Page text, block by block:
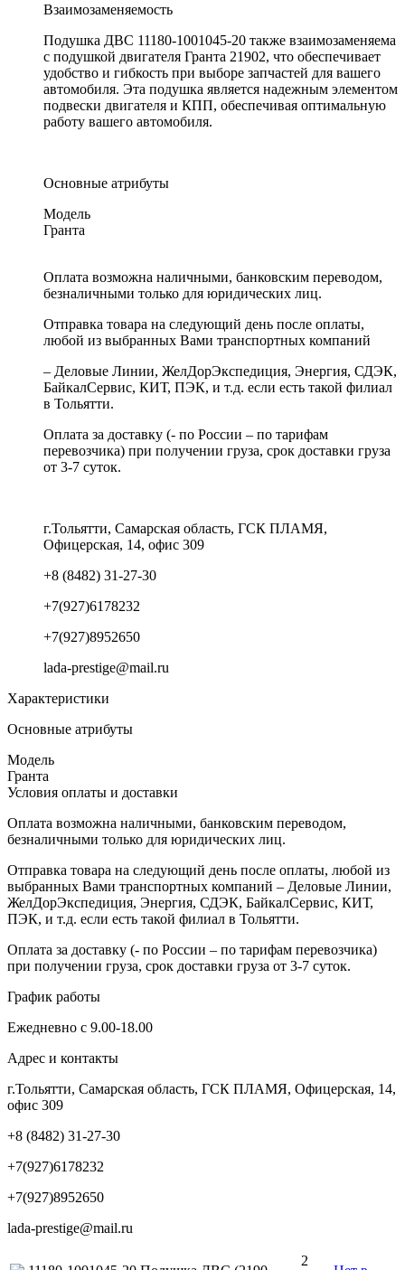
Взаимозаменяемость
Подушка ДВС 11180-1001045-20 также взаимозаменяема
с подушкой двигателя Гранта 21902, что обеспечивает
удобство и гибкость при выборе запчастей для вашего
автомобиля. Эта подушка является надежным элементом
подвески двигателя и КПП, обеспечивая оптимальную
работу вашего автомобиля.
Основные атрибуты
Модель
Гранта
Оплата возможна наличными, банковским переводом,
безналичными только для юридических лиц.
Отправка товара на следующий день после оплаты,
любой из выбранных Вами транспортных компаний
– Деловые Линии, ЖелДорЭкспедиция, Энергия, СДЭК,
БайкалСервис, КИТ, ПЭК, и т.д. если есть такой филиал
в Тольятти.
Оплата за доставку (- по России – по тарифам
перевозчика) при получении груза, срок доставки груза
от 3-7 суток.
г.Тольятти, Самарская область, ГСК ПЛАМЯ,
Офицерская, 14, офис 309
+8 (8482) 31-27-30
+7(927)6178232
+7(927)8952650
lada-prestige@mail.ru
Характеристики
Основные атрибуты
Модель
Гранта
Условия оплаты и доставки
Оплата возможна наличными, банковским переводом,
безналичными только для юридических лиц.
Отправка товара на следующий день после оплаты, любой из
выбранных Вами транспортных компаний – Деловые Линии,
ЖелДорЭкспедиция, Энергия, СДЭК, БайкалСервис, КИТ,
ПЭК, и т.д. если есть такой филиал в Тольятти.
Оплата за доставку (- по России – по тарифам перевозчика)
при получении груза, срок доставки груза от 3-7 суток.
График работы
Ежедневно с 9.00-18.00
Адрес и контакты
г.Тольятти, Самарская область, ГСК ПЛАМЯ, Офицерская, 14,
офис 309
+8 (8482) 31-27-30
+7(927)6178232
+7(927)8952650
lada-prestige@mail.ru
2